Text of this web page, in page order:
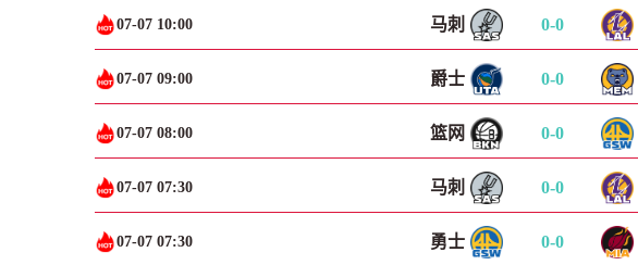
07-07 10:00 马刺 0-0
07-07 09:00 爵士 0-0
07-07 08:00 篮网 0-0
07-07 07:30 马刺 0-0
07-07 07:30 勇士 0-0